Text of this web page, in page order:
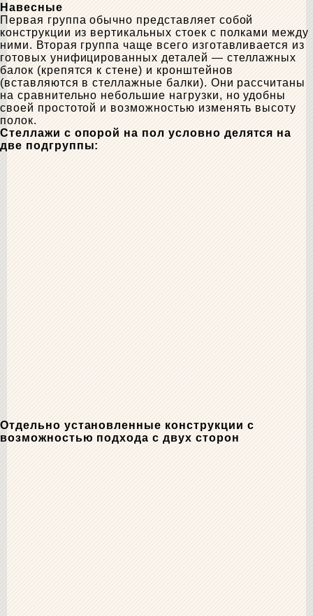
Навесные
Первая группа обычно представляет собой
конструкции из вертикальных стоек с полками между
ними. Вторая группа чаще всего изготавливается из
готовых унифицированных деталей — стеллажных
балок (крепятся к стене) и кронштейнов
(вставляются в стеллажные балки). Они рассчитаны
на сравнительно небольшие нагрузки, но удобны
своей простотой и возможностью изменять высоту
полок.
Стеллажи с опорой на пол условно делятся на
две подгруппы:
Отдельно установленные конструкции с
возможностью подхода с двух сторон